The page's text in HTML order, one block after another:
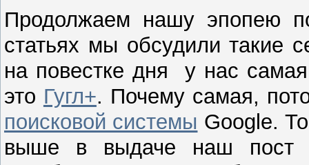
Продолжаем нашу эпопею
статьях мы обсудили такие
на повестке дня у нас
это Гугл+. Почему самая,
поисковой системы Google.
выше в выдаче наш пост